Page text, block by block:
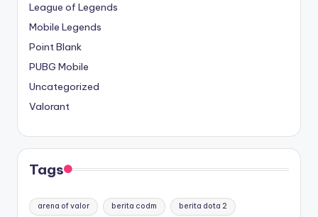
League of Legends
Mobile Legends
Point Blank
PUBG Mobile
Uncategorized
Valorant
Tags
arena of valor berita codm berita dota 2